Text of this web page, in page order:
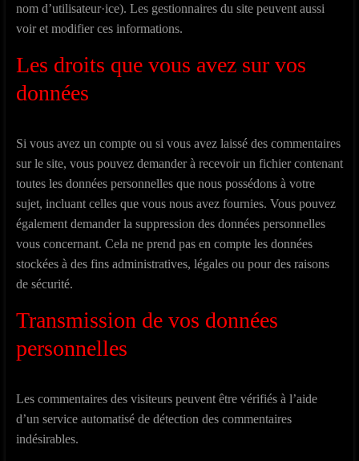
nom d’utilisateur·ice). Les gestionnaires du site peuvent aussi
voir et modifier ces informations.
Les droits que vous avez sur vos
données
Si vous avez un compte ou si vous avez laissé des commentaires
sur le site, vous pouvez demander à recevoir un fichier contenant
toutes les données personnelles que nous possédons à votre
sujet, incluant celles que vous nous avez fournies. Vous pouvez
également demander la suppression des données personnelles
vous concernant. Cela ne prend pas en compte les données
stockées à des fins administratives, légales ou pour des raisons
de sécurité.
Transmission de vos données
personnelles
Les commentaires des visiteurs peuvent être vérifiés à l’aide
d’un service automatisé de détection des commentaires
indésirables.